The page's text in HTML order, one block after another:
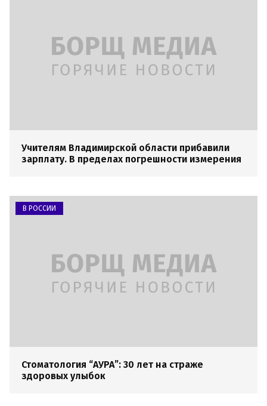
Учителям Владимирской области прибавили
зарплату. В пределах погрешности измерения
В РОССИИ
Стоматология “АУРА”: 30 лет на страже
здоровых улыбок